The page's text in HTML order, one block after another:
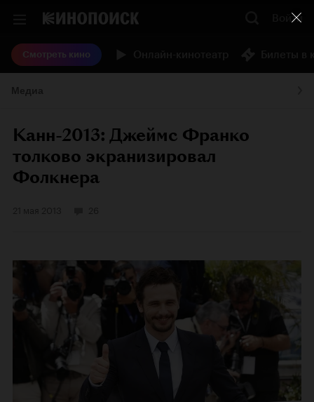
Войти
Смотреть кино
Канн-2013: Джеймс Франко
толково экранизировал
Фолкнера